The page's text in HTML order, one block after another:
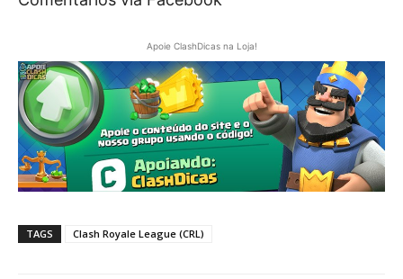
Apoie ClashDicas na Loja!
TAGS Clash Royale League (CRL)